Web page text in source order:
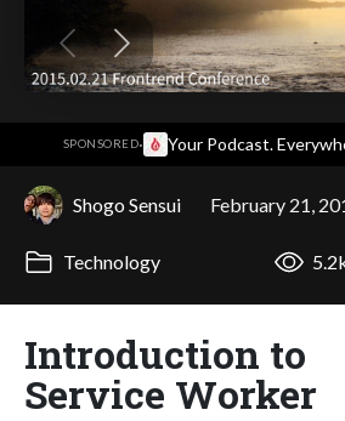
SPONSORED· Your Podcast.
Shogo Sensui February 21,
Technology
Introduction to
Service Worker